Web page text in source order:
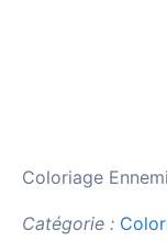
Coloriage
Catégorie :